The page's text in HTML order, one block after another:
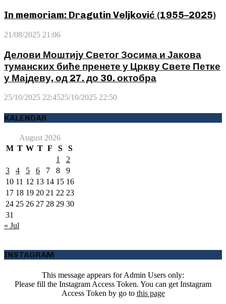
In memoriam: Dragutin Veljković (1955–2025)
21/08/2025 21:06
Делови Моштију Светог Зосима и Јакова
туманских биће пренете у Цркву Свете Петке
у Мајдеву, од 27. до 30. октобра
25/10/2025 22:4525/10/2025 22:50
KALENDAR
August 2026
M T W T F S
S
1
2
3
4 5 6 7 8
9
10 11 12 13 14 15 16
17 18 19 20 21 22 23
24 25 26 27 28 29 30
31
« Jul
INSTAGRAM
This message appears for Admin Users only:
Please fill the Instagram Access Token. You can get Instagram
Access Token by go to this page